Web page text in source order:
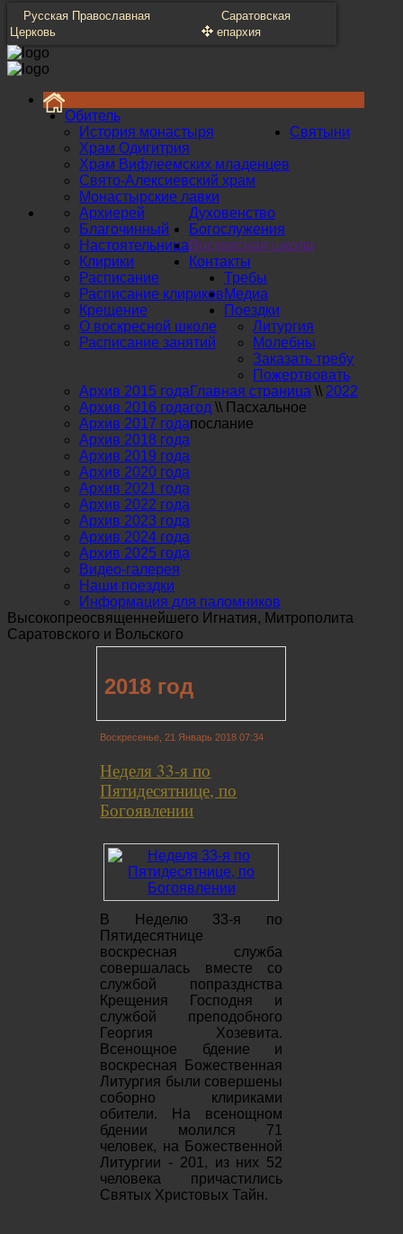
Русская Православная
Церковь
Саратовская
епархия
Обитель
История монастыря
Храм Одигитрия
Храм Вифлеемских младенцев
Свято-Алексиевский храм
Монастырские лавки
Святыни
Духовенство
Архиерей
Благочинный
Настоятельница
Клирики
Богослужения
Расписание
Расписание клириков
Крещение
Воскресная школа
О воскресной школе
Расписание занятий
Контакты
Требы
Литургия
Молебны
Заказать требу
Пожертвовать
Медиа
Архив 2015 года
Архив 2016 года
Архив 2017 года
Архив 2018 года
Архив 2019 года
Архив 2020 года
Архив 2021 года
Архив 2022 года
Архив 2023 года
Архив 2024 года
Архив 2025 года
Видео-галерея
Поездки
Наши поездки
Информация для паломников
Главная страница \\ 2022
год \\ Пасхальное
послание
Высокопреосвященнейшего Игнатия, Митрополита
Саратовского и Вольского
2018 год
Воскресенье, 21 Январь 2018 07:34
Неделя 33-я по
Пятидесятнице, по
Богоявлении
В Неделю 33-я по
Пятидесятнице
воскресная служба
совершалась вместе со
службой попразднства
Крещения Господня и
службой преподобного
Георгия Хозевита.
Всенощное бдение и
воскресная Божественная
Литургия были совершены
соборно клириками
обители. На всенощном
бдении молился 71
человек, на Божественной
Литургии - 201, из них 52
человека причастились
Святых Христовых Тайн.